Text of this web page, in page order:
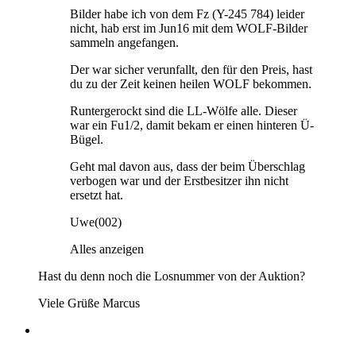
Bilder habe ich von dem Fz (Y-245 784) leider
nicht, hab erst im Jun16 mit dem WOLF-Bilder
sammeln angefangen.
Der war sicher verunfallt, den für den Preis, hast
du zu der Zeit keinen heilen WOLF bekommen.
Runtergerockt sind die LL-Wölfe alle. Dieser
war ein Fu1/2, damit bekam er einen hinteren Ü-
Bügel.
Geht mal davon aus, dass der beim Überschlag
verbogen war und der Erstbesitzer ihn nicht
ersetzt hat.
Uwe(002)
Alles anzeigen
Hast du denn noch die Losnummer von der Auktion?
Viele Grüße Marcus